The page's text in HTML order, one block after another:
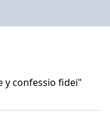
y confessio fidei"